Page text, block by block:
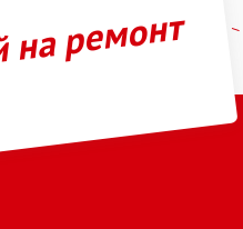
ремонт